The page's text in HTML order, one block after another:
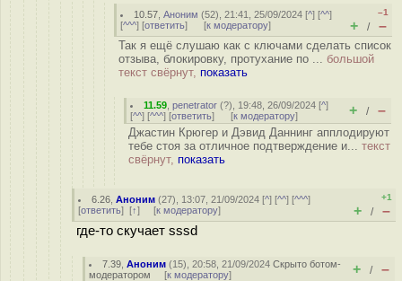
10.57 ,Аноним (52), 21:41, 25/09/2024 [^] [^^]
[^^^] [ответить] [к модератору]
–1
+ / –
Так я ещё слушаю как с ключами сделать список
отзыва, блокировку, протухание по ... большой
текст свёрнут, показать
11.59 ,penetrator (?), 19:48, 26/09/2024 [^]
[^^] [^^^] [ответить] [к модератору] + / –
Джастин Крюгер и Дэвид Даннинг апплодируют
тебе стоя за отличное подтверждение и... текст
свёрнут, показать
6.26 ,Аноним (27), 13:07, 21/09/2024 [^] [^^] [^^^]
[ответить] [↑] [к модератору]
+1
+ / –
где-то скучает sssd
7.39 ,Аноним (15), 20:58, 21/09/2024Скрыто ботом-
модератором [к модератору] + / –